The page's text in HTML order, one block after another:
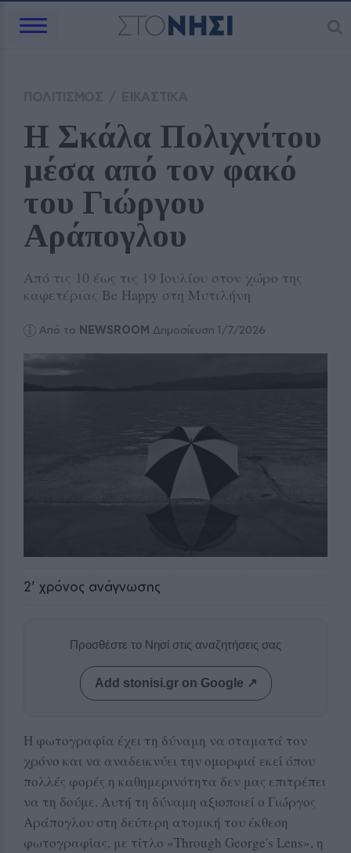
Η Σκάλα Πολιχνίτου
μέσα από τον φακό
του Γιώργου
Αράπογλου
Aπό τις 10 έως τις 19 Ιουλίου στον χώρο της
καφετέριας Be Happy στη Μυτιλήνη
Από το NEWSROOM Δημοσίευση 1/7/2026
2' χρόνος ανάγνωσης
Προσθέστε το Νησί στις αναζητήσεις σας
Add stonisi.gr on Google ↗
Η φωτογραφία έχει τη δύναμη να σταματά τον
χρόνο και να αναδεικνύει την ομορφιά εκεί όπου
πολλές φορές η καθημερινότητα δεν μας επιτρέπει
να τη δούμε. Αυτή τη δύναμη αξιοποιεί ο Γιώργος
Αράπογλου στη δεύτερη ατομική του έκθεση
φωτογραφίας, με τίτλο «Through George's Lens», η